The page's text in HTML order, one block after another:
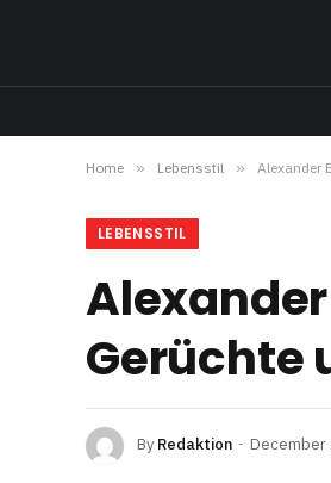
Home » Lebensstil » Alexander
LEBENSSTIL
Gerüchte
By Redaktion December